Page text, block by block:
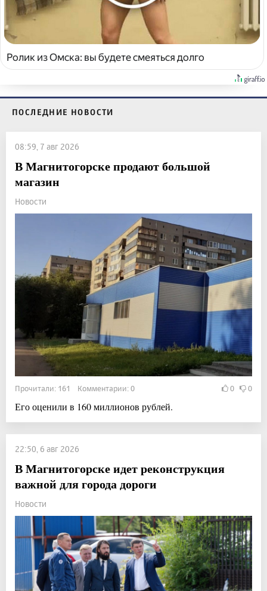
Ролик из Омска: вы будете смеяться долго
ПОСЛЕДНИЕ НОВОСТИ
08:59, 7 авг 2026
В Магнитогорске продают большой
магазин
Новости
Прочитали: 161 Комментарии: 0 0 0
Его оценили в 160 миллионов рублей.
22:50, 6 авг 2026
В Магнитогорске идет реконструкция
важной для города дороги
Новости